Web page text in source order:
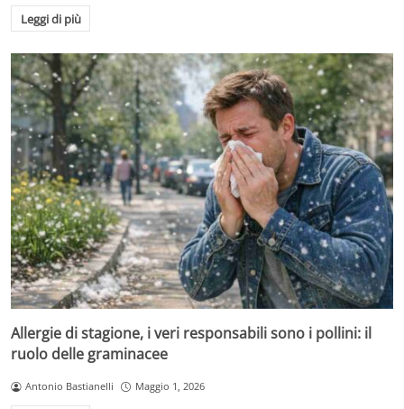
Leggi di più
Allergie di stagione, i veri responsabili sono i pollini: il
ruolo delle graminacee
Antonio Bastianelli Maggio 1, 2026